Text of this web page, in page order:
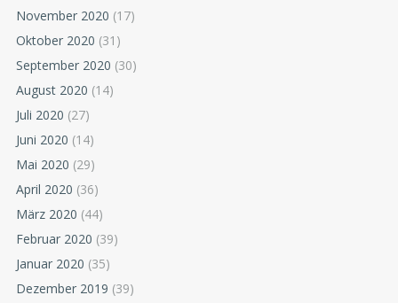
November 2020 (17)
Oktober 2020 (31)
September 2020 (30)
August 2020 (14)
Juli 2020 (27)
Juni 2020 (14)
Mai 2020 (29)
April 2020 (36)
März 2020 (44)
Februar 2020 (39)
Januar 2020 (35)
Dezember 2019 (39)